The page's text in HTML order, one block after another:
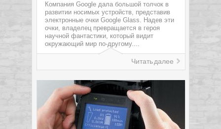
Компания Google дала большой толчок в
развитии носимых устройств, представив
электронные очки Google Glass. Надев эти
очки, владелец превращается в героя
научной фантастики, который видит
окружающий мир по-другому....
Читать далее